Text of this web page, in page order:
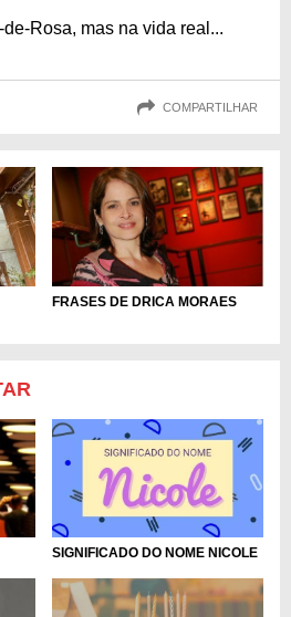
Rosa, mas na vida real...
COMPARTILHAR
FRASES DE DRICA MORAES
SIGNIFICADO DO NOME NICOLE